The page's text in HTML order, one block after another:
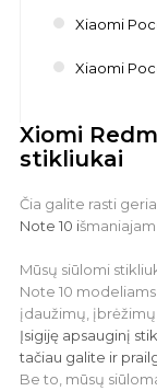
Xiaomi
Xiaomi
Xiomi
stikliukai
Čia galite rasti
Note 10 i
Mūsų siūlomi
Note 10
įdaužimų, įbrėžimų
Įsigiję apsauginį
tačiau galite ir
Be to, mūsų